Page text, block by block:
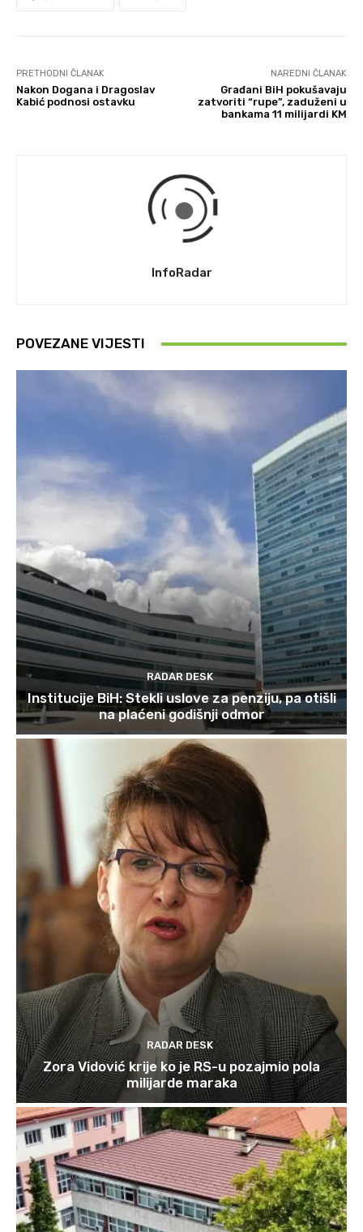
PRETHODNI ČLANAK
Nakon Dogana i Dragoslav
Kabić podnosi ostavku
NAREDNI ČLANAK
Građani BiH pokušavaju
zatvoriti “rupe”, zaduženi u
bankama 11 milijardi KM
InfoRadar
POVEZANE VIJESTI
RADAR DESK
Institucije BiH: Stekli uslove za penziju, pa otišli
na plaćeni godišnji odmor
RADAR DESK
Zora Vidović krije ko je RS-u pozajmio pola
milijarde maraka